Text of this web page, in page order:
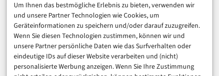
Um Ihnen das bestmögliche Erlebnis zu bieten, verwenden wir
und unsere Partner Technologien wie Cookies, um
Geräteinformationen zu speichern und/oder darauf zuzugreifen.
Wenn Sie diesen Technologien zustimmen, können wir und
unsere Partner persönliche Daten wie das Surfverhalten oder
eindeutige IDs auf dieser Website verarbeiten und (nicht)
personalisierte Werbung anzeigen. Wenn Sie Ihre Zustimmung
Consumer & Digital Life
Marketing
Finanzen & FinTech
Business & Karriere
Sicherheit & Recht
Digitalisierung